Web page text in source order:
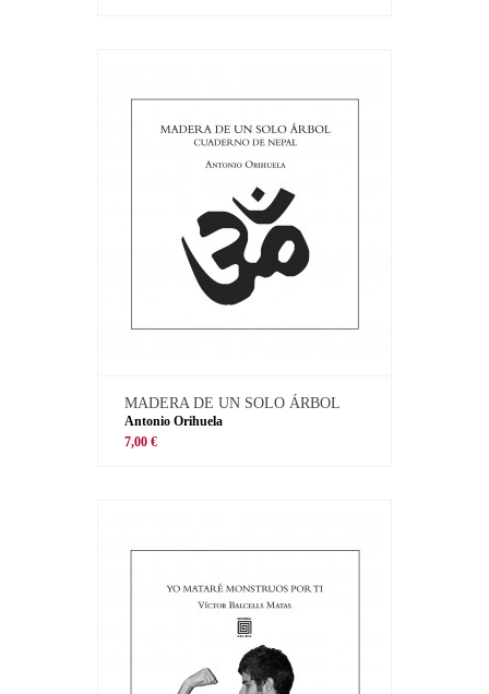
MADERA DE UN SOLO ÁRBOL
Antonio Orihuela
7,00 €